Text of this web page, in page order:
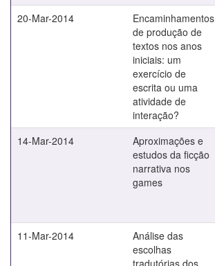
20-Mar-2014
Encaminhamentos
de produção de
textos nos anos
iniciais: um
exercício de
escrita ou uma
atividade de
interação?
14-Mar-2014
Aproximações e
estudos da ficção
narrativa nos
games
11-Mar-2014
Análise das
escolhas
tradutórias dos